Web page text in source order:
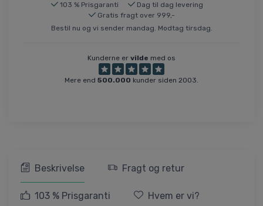
103 % Prisgaranti
Dag til dag levering
Gratis fragt over 999,-
Bestil nu og vi sender mandag. Modtag tirsdag.
Kunderne er vilde med os
Mere end 500.000 kunder siden 2003.
Beskrivelse Fragt og retur
103 % Prisgaranti Hvem er vi?